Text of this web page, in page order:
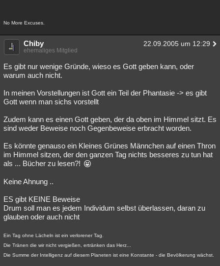
No More Excuses.
Chiby 22.09.2005 um 12:29
ehemaliges Mitglied
Es gibt nur wenige Gründe, wieso es Gott geben kann, oder
warum auch nicht.
In meinen Vorstellungen ist Gott ein Teil der Phantasie -> es gibt
Gott wenn man sichs vorstellt
Zudem kann es einen Gott geben, der da oben im Himmel sitzt. Es
sind weder Beweise noch Gegenbeweise erbracht worden.
Es könnte genauso ein Kleines Grünes Männchen auf einen Thron
im Himmel sitzen, der den ganzen Tag nichts besseres zu tun hat
als ... Bücher zu lesen?!
Keine Ahnung ..
ES gibt KEINE Beweise
Drum soll man es jedem Individum selbst überlassen, daran zu
glauben oder auch nicht
Ein Tag ohne Lächeln ist ein verlorener Tag.
Die Tränen die wir nicht vergießen, ertränken das Herz...
Die Summe der Intelligenz auf diesem Planeten ist eine Konstante - die Bevölkerung wächst.